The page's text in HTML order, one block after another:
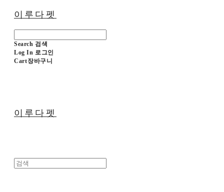
이루다펫
Search 검색
Log In 로그인
Cart장바구니
이루다펫